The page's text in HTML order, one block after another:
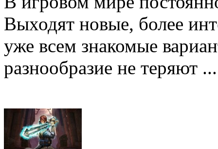
Выходят новые, более
уже всем знакомые
разнообразие не теряют ...